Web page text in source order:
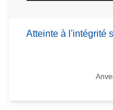
Atteinte à l'intégrité